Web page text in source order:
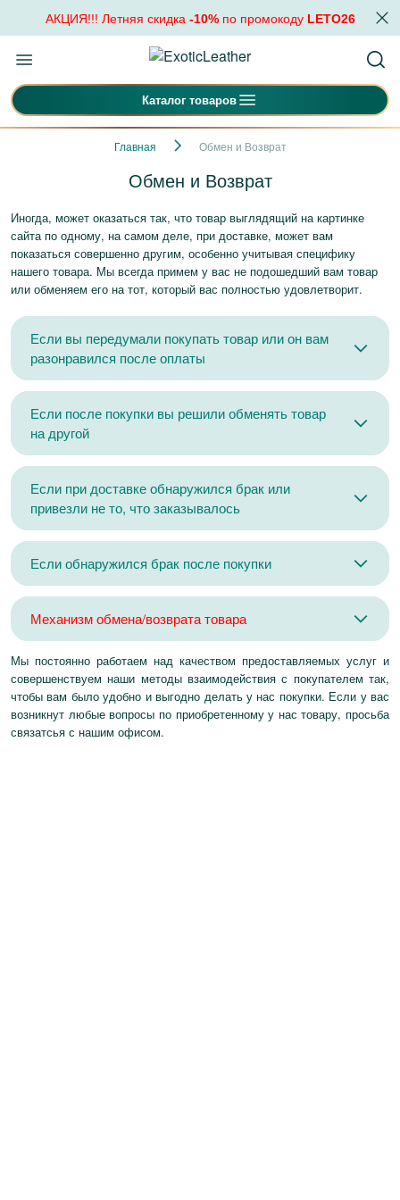
АКЦИЯ!!! Летняя скидка -10%по промокоду LETO26
Каталог товаров
Главная Обмен и Возврат
Обмен и Возврат
Иногда, может оказаться так, что товар выглядящий на картинке
сайта по одному, на самом деле, при доставке, может вам
показаться совершенно другим, особенно учитывая специфику
нашего товара. Мы всегда примем у вас не подошедший вам товар
или обменяем его на тот, который вас полностью удовлетворит.
Если вы передумали покупать товар или он вам
разонравился после оплаты
Если после покупки вы решили обменять товар
на другой
Если при доставке обнаружился брак или
привезли не то, что заказывалось
Если обнаружился брак после покупки
Механизм обмена/возврата товара
Мы постоянно работаем над качеством предоставляемых услуг и
совершенствуем наши методы взаимодействия с покупателем так,
чтобы вам было удобно и выгодно делать у нас покупки. Если у вас
возникнут любые вопросы по приобретенному у нас товару, просьба
связатсья с нашим офисом.